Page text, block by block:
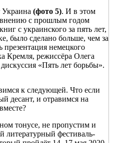
Украина (фото 5). И в этом
с прошлым годом
с украинского за пять лет,
было сделано больше, чем за
немецкого
Кремля, режиссёра Олега
«Пять лет борьбы».
к следующей. Что если
десант, и отравимся на
тонусе, не пропустим и
фестиваль-